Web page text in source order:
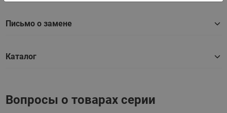
Письмо о замене
Каталог
Вопросы о товарах серии